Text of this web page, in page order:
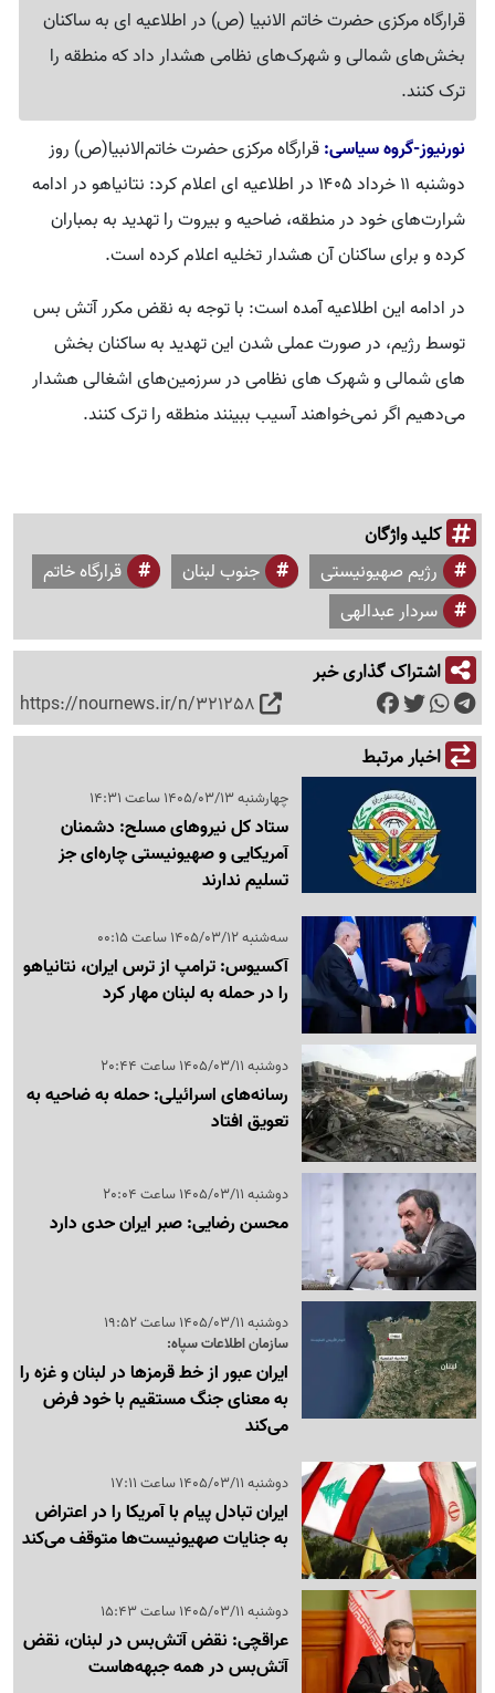
قرارگاه مرکزی حضرت خاتم الانبیا (ص) در اطلاعیه ای به ساکنان
بخش‌های شمالی و شهرک‌های نظامی هشدار داد که منطقه را
ترک کنند.
نورنیوز-گروه سیاسی:قرارگاه مرکزی حضرت خاتم‌الانبیا(ص) روز
دوشنبه ۱۱ خرداد ۱۴۰۵ در اطلاعیه ای اعلام کرد: نتانیاهو در ادامه
شرارت‌های خود در منطقه، ضاحیه و بیروت را تهدید به بمباران
کرده و برای ساکنان آن هشدار تخلیه اعلام کرده است.
در ادامه این اطلاعیه آمده است: با توجه به نقض مکرر آتش بس
توسط رژیم، در صورت عملی شدن این تهدید به ساکنان بخش
های شمالی و شهرک های نظامی در سرزمین‌های اشغالی هشدار
می‌دهیم اگر نمی‌خواهند آسیب ببینند منطقه را ترک کنند.
کلید واژگان
رژیم صهیونیستی جنوب لبنان
قرارگاه خاتم
سردار عبدالهی
اشتراک گذاری خبر
https://nournews.ir/n/321258
اخبار مرتبط
چهارشنبه 1405/03/13 ساعت 14:31
ستاد کل نیروهای مسلح: دشمنان
آمریکایی و صهیونیستی چاره‌ای جز
تسلیم ندارند
سه‌شنبه 1405/03/12 ساعت 00:15
آکسیوس: ترامپ از ترس ایران، نتانیاهو
را در حمله به لبنان مهار کرد
دوشنبه 1405/03/11 ساعت 20:44
رسانه‌های اسرائیلی: حمله به ضاحیه به
تعویق افتاد
دوشنبه 1405/03/11 ساعت 20:04
محسن رضایی: صبر ایران حدی دارد
دوشنبه 1405/03/11 ساعت 19:52
سازمان اطلاعات سپاه:
ایران عبور از خط قرمزها در لبنان و غزه را
به معنای جنگ مستقیم با خود فرض
می‌کند
دوشنبه 1405/03/11 ساعت 17:11
ایران تبادل پیام با آمریکا را در اعتراض
به جنایات صهیونیست‌ها متوقف می‌کند
دوشنبه 1405/03/11 ساعت 15:43
عراقچی: نقض آتش‌بس در لبنان، نقض
آتش‌بس در همه جبهه‌هاست